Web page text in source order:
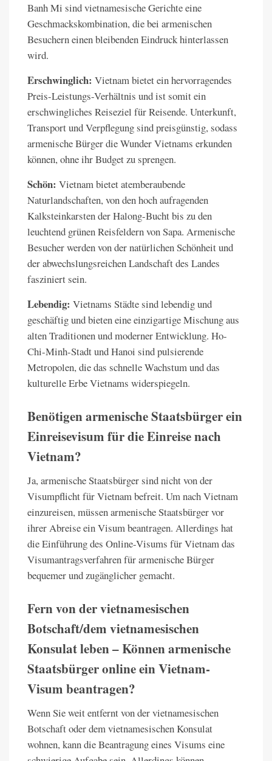
Banh Mi sind vietnamesische Gerichte eine
Geschmackskombination, die bei armenischen
Besuchern einen bleibenden Eindruck hinterlassen
wird.
Erschwinglich: Vietnam bietet ein hervorragendes
Preis-Leistungs-Verhältnis und ist somit ein
erschwingliches Reiseziel für Reisende. Unterkunft,
Transport und Verpflegung sind preisgünstig, sodass
armenische Bürger die Wunder Vietnams erkunden
können, ohne ihr Budget zu sprengen.
Schön: Vietnam bietet atemberaubende
Naturlandschaften, von den hoch aufragenden
Kalksteinkarsten der Halong-Bucht bis zu den
leuchtend grünen Reisfeldern von Sapa. Armenische
Besucher werden von der natürlichen Schönheit und
der abwechslungsreichen Landschaft des Landes
fasziniert sein.
Lebendig: Vietnams Städte sind lebendig und
geschäftig und bieten eine einzigartige Mischung aus
alten Traditionen und moderner Entwicklung. Ho-
Chi-Minh-Stadt und Hanoi sind pulsierende
Metropolen, die das schnelle Wachstum und das
kulturelle Erbe Vietnams widerspiegeln.
Benötigen armenische Staatsbürger ein
Einreisevisum für die Einreise nach
Vietnam?
Ja, armenische Staatsbürger sind nicht von der
Visumpflicht für Vietnam befreit. Um nach Vietnam
einzureisen, müssen armenische Staatsbürger vor
ihrer Abreise ein Visum beantragen. Allerdings hat
die Einführung des Online-Visums für Vietnam das
Visumantragsverfahren für armenische Bürger
bequemer und zugänglicher gemacht.
Fern von der vietnamesischen
Botschaft/dem vietnamesischen
Konsulat leben – Können armenische
Staatsbürger online ein Vietnam-
Visum beantragen?
Wenn Sie weit entfernt von der vietnamesischen
Botschaft oder dem vietnamesischen Konsulat
wohnen, kann die Beantragung eines Visums eine